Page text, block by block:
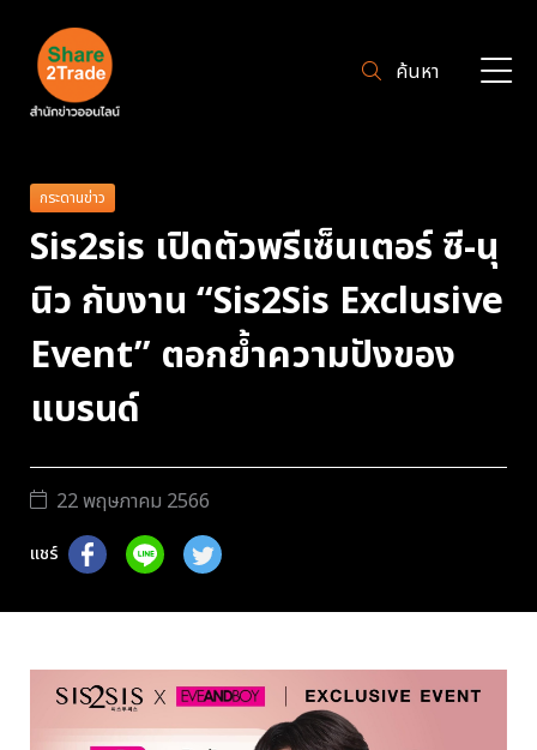
ค้นหา
กระดานข่าว
Sis2sis เปิดตัวพรีเซ็นเตอร์ ซี-นุ
นิว กับงาน “Sis2Sis Exclusive
Event” ตอกย้ำความปังของ
แบรนด์
22 พฤษภาคม 2566
แชร์